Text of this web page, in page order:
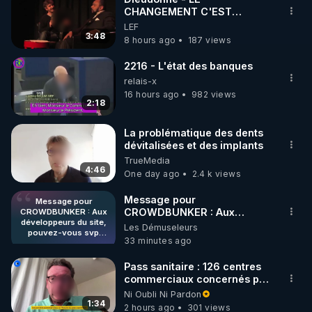
q=arnaud+upinsky
https://museedulinceul.fr/
Abonnez-vous aux réseaux sociaux d’Arnaud
Upinsky pour rester informés de l’actualité ⬇
✅ Telegram : https://t.me/ArnaudUpinsky
✅ Twitter :
https://twitter.com/ArnaudUpinsky
✅ Facebook :
https://www.facebook.com/people/Arnaud-
Upinsky/100086624824447/
3:48
CHANGEMENT C'EST
MAINTENANT
LEF
8 hours ago
187 views
2:18
2216 - L'état des banques
relais-x
16 hours ago
982 views
4:46
La problématique des dents
dévitalisées et des implants
TrueMedia
One day ago
2.4 k views
Message pour
CROWDBUNKER : Aux
développeurs du site,
pouvez-vous svp
remettre la
"Les plus récents" car
c'est une
fonctionnalité bien
pratique et sans ça,
nous n'avons pas
Message pour
CROWDBUNKER : Aux
développeurs du site,
pouvez-vous svp remettre la
fonctionnalité de tri par "Les
plus récents" car c'est une
fonctionnalité bien pratique
et sans ça, nous n'avons pas
envie de perdre du temps à
Les Démuseleurs
33 minutes ago
1:34
Pass sanitaire : 126 centres
commerciaux concernés par
l'obligation dans toute la
France
Ni Oubli Ni Pardon
2 hours ago
301 views